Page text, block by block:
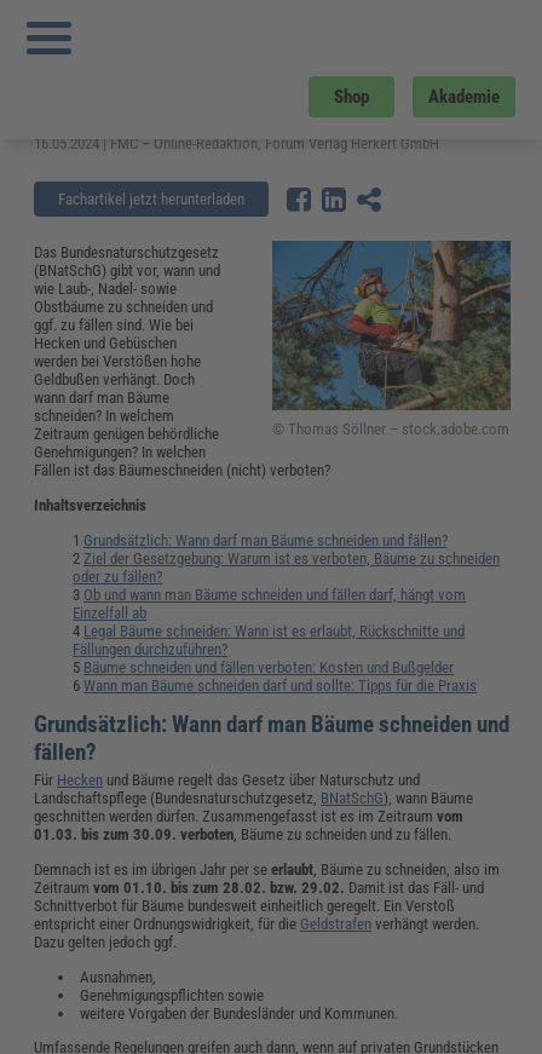
Shop Akademie
Sie sind hier:
schneiden? Zeiträume und Verbote im Überblick
Wann darf man Bäume schneiden?
Zeiträume und Verbote im Überblick
16.05.2024 | FMC – Online-Redaktion, Forum Verlag Herkert GmbH
Fachartikel jetzt herunterladen
© Thomas Söllner – stock.adobe.com
Das Bundesnaturschutzgesetz
(BNatSchG) gibt vor, wann und
wie Laub-, Nadel- sowie
Obstbäume zu schneiden und
ggf. zu fällen sind. Wie bei
Hecken und Gebüschen
werden bei Verstößen hohe
Geldbußen verhängt. Doch
wann darf man Bäume
schneiden? In welchem
Zeitraum genügen behördliche
Genehmigungen? In welchen
Fällen ist das Bäumeschneiden (nicht) verboten?
Inhaltsverzeichnis
Grundsätzlich: Wann darf man Bäume schneiden und fällen?
Ziel der Gesetzgebung: Warum ist es verboten, Bäume zu schneiden
oder zu fällen?
Ob und wann man Bäume schneiden und fällen darf, hängt vom
Einzelfall ab
Legal Bäume schneiden: Wann ist es erlaubt, Rückschnitte und
Fällungen durchzuführen?
Bäume schneiden und fällen verboten: Kosten und Bußgelder
Wann man Bäume schneiden darf und sollte: Tipps für die Praxis
Grundsätzlich: Wann darf man Bäume schneiden und
fällen?
Für Hecken und Bäume regelt das Gesetz über Naturschutz und
Landschaftspflege (Bundesnaturschutzgesetz, BNatSchG), wann Bäume
geschnitten werden dürfen. Zusammengefasst ist es im Zeitraumvom
01.03. bis zum 30.09. verboten, Bäume zu schneiden und zu fällen.
Demnach ist es im übrigen Jahr per seerlaubt, Bäume zu schneiden, also im
Zeitraumvom 01.10. bis zum 28.02. bzw. 29.02. Damit ist das Fäll- und
Schnittverbot für Bäume bundesweit einheitlich geregelt. Ein Verstoß
entspricht einer Ordnungswidrigkeit, für die Geldstrafen verhängt werden.
Dazu gelten jedoch ggf.
Ausnahmen,
Genehmigungspflichten sowie
weitere Vorgaben der Bundesländer und Kommunen.
Umfassende Regelungen greifen auch dann, wenn auf privaten Grundstücken